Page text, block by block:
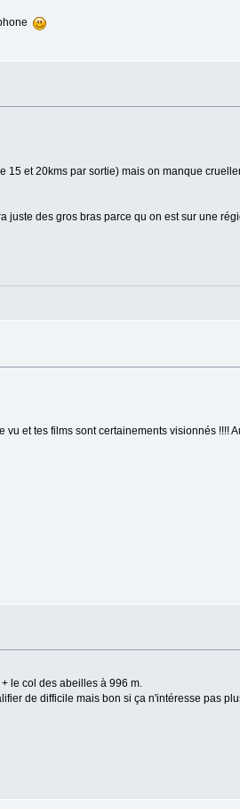
15 et 20kms par sortie) mais on manque
des gros bras parce qu on est sur une
et tes films sont certainements visionnés !!!!
le col des abeilles à 996 m.
de difficile mais bon si ça n'intéresse pas